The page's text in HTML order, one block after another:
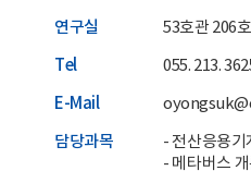
연구실 53호관 206호
Tel 055. 213.
E-Mail
담당과목
- 전산응용기
- 메타버스